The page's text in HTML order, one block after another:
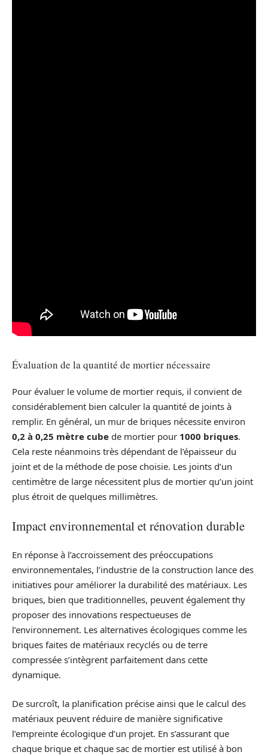
Évaluation de la quantité de mortier nécessaire
Pour évaluer le volume de mortier requis, il convient de
considérablement bien calculer la quantité de joints à
remplir. En général, un mur de briques nécessite environ
0,2 à 0,25 mètre cube de mortier pour 1000 briques.
Cela reste néanmoins très dépendant de l’épaisseur du
joint et de la méthode de pose choisie. Les joints d’un
centimètre de large nécessitent plus de mortier qu’un joint
plus étroit de quelques millimètres.
Impact environnemental et rénovation durable
En réponse à l’accroissement des préoccupations
environnementales, l’industrie de la construction lance des
initiatives pour améliorer la durabilité des matériaux. Les
briques, bien que traditionnelles, peuvent également thy
proposer des innovations respectueuses de
l’environnement. Les alternatives écologiques comme les
briques faites de matériaux recyclés ou de terre
compressée s’intègrent parfaitement dans cette
dynamique.
De surcroît, la planification précise ainsi que le calcul des
matériaux peuvent réduire de manière significative
l’empreinte écologique d’un projet. En s’assurant que
chaque brique et chaque sac de mortier est utilisé à bon